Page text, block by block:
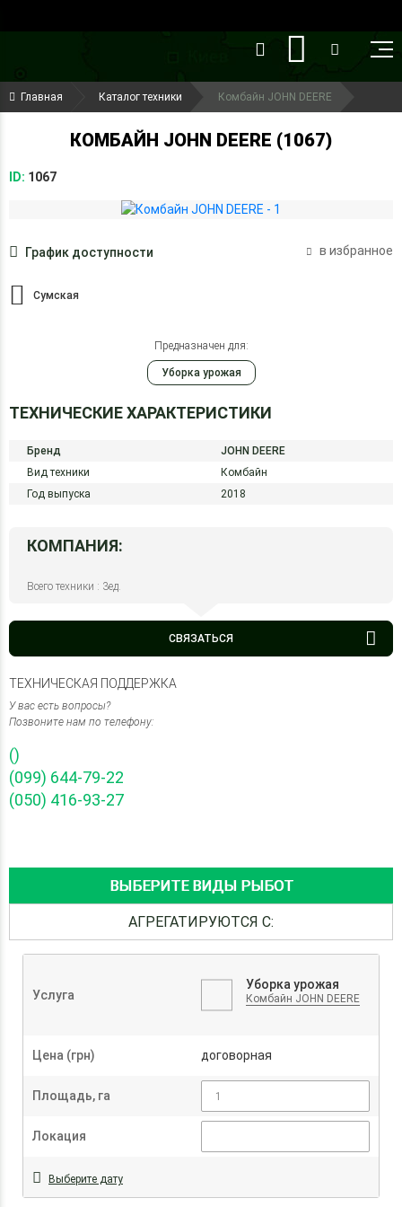
(099) 644-79-22
(050) 416-93-27
Главная Каталог техники Комбайн JOHN DEERE
КОМБАЙН JOHN DEERE (1067)
ID: 1067
График доступности в избранное
Сумская
Предназначен для:
Уборка урожая
ТЕХНИЧЕСКИЕ ХАРАКТЕРИСТИКИ
Бренд
JOHN DEERE
Вид техники
Комбайн
Год выпуска
2018
КОМПАНИЯ:
Всего техники : 3ед.
СВЯЗАТЬСЯ
ТЕХНИЧЕСКАЯ ПОДДЕРЖКА
У вас есть вопросы?
Позвоните нам по телефону:
()
(099) 644-79-22
(050) 416-93-27
ВЫБЕРИТЕ ВИДЫ РЫБОТ
АГРЕГАТИРУЮТСЯ С:
Услуга
Уборка урожая
Комбайн JOHN DEERE
Цена (грн) договорная
Площадь, га
Локация
Выберите дату